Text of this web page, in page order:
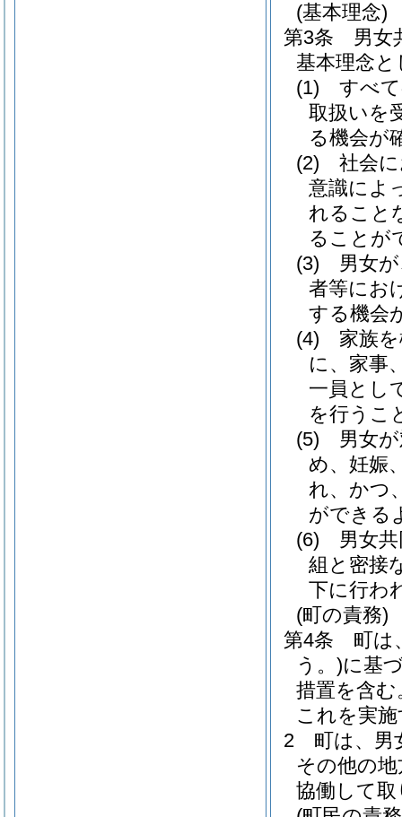
(基本理念)
第3条
男女
基本理念
(1)
すべ
取扱いを
る機会が
(2)
社会
意識によ
れること
ることが
(3)
男女
者等にお
する機会
(4)
家族
に、家事
一員とし
を行うこ
(5)
男女
め、妊娠
れ、かつ
ができる
(6)
男女
組と密接
下に行わ
(町の責務)
第4条
町は
う。)に基
措置を含む
これを実
2
町は、男
その他の
協働して